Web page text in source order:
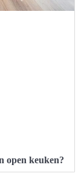
open keuken?